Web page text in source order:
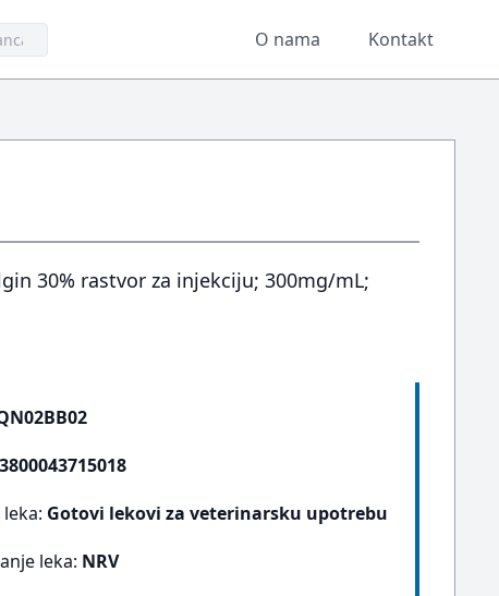
O nama Kontakt
30% rastvor za injekciju; 300mg/mL;
3800043715018
Gotovi lekovi za veterinarsku upotrebu
leka: NRV